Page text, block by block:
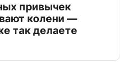
привычек
колени —
так делаете